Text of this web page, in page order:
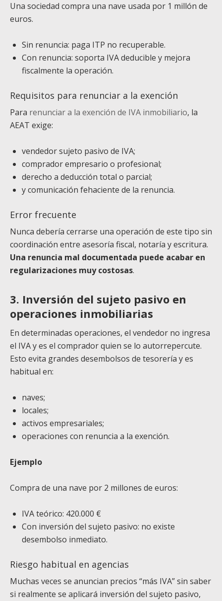
Una sociedad compra una nave usada por 1 millón de
euros.
Sin renuncia: paga ITP no recuperable.
Con renuncia: soporta IVA deducible y mejora
fiscalmente la operación.
Requisitos para renunciar a la exención
Para renunciar a la exención de IVA inmobiliario, la
AEAT exige:
vendedor sujeto pasivo de IVA;
comprador empresario o profesional;
derecho a deducción total o parcial;
y comunicación fehaciente de la renuncia.
Error frecuente
Nunca debería cerrarse una operación de este tipo sin
coordinación entre asesoría fiscal, notaría y escritura.
Una renuncia mal documentada puede acabar en
regularizaciones muy costosas.
3. Inversión del sujeto pasivo en
operaciones inmobiliarias
En determinadas operaciones, el vendedor no ingresa
el IVA y es el comprador quien se lo autorrepercute.
Esto evita grandes desembolsos de tesorería y es
habitual en:
naves;
locales;
activos empresariales;
operaciones con renuncia a la exención.
Ejemplo
Compra de una nave por 2 millones de euros:
IVA teórico: 420.000 €
Con inversión del sujeto pasivo: no existe
desembolso inmediato.
Riesgo habitual en agencias
Muchas veces se anuncian precios “más IVA” sin saber
si realmente se aplicará inversión del sujeto pasivo,